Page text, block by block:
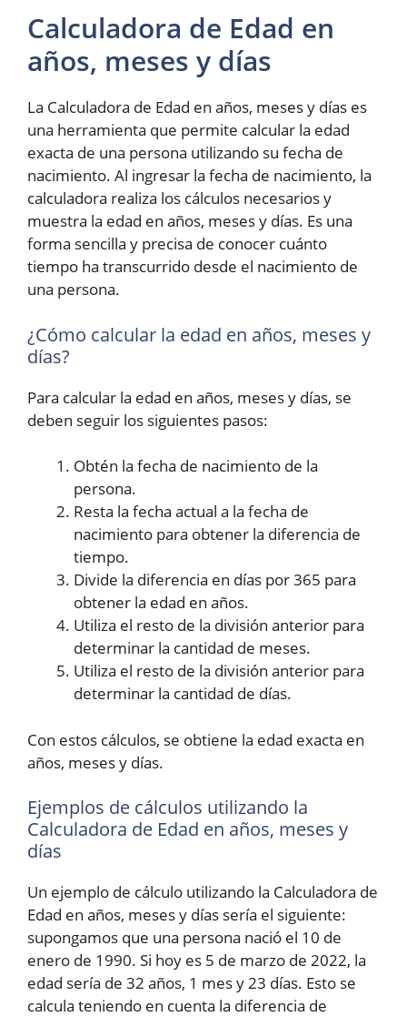
Calculadora de Edad en
años, meses y días
La Calculadora de Edad en años, meses y días es
una herramienta que permite calcular la edad
exacta de una persona utilizando su fecha de
nacimiento. Al ingresar la fecha de nacimiento, la
calculadora realiza los cálculos necesarios y
muestra la edad en años, meses y días. Es una
forma sencilla y precisa de conocer cuánto
tiempo ha transcurrido desde el nacimiento de
una persona.
¿Cómo calcular la edad en años, meses y
días?
Para calcular la edad en años, meses y días, se
deben seguir los siguientes pasos:
Obtén la fecha de nacimiento de la
persona.
Resta la fecha actual a la fecha de
nacimiento para obtener la diferencia de
tiempo.
Divide la diferencia en días por 365 para
obtener la edad en años.
Utiliza el resto de la división anterior para
determinar la cantidad de meses.
Utiliza el resto de la división anterior para
determinar la cantidad de días.
Con estos cálculos, se obtiene la edad exacta en
años, meses y días.
Ejemplos de cálculos utilizando la
Calculadora de Edad en años, meses y
días
Un ejemplo de cálculo utilizando la Calculadora de
Edad en años, meses y días sería el siguiente:
supongamos que una persona nació el 10 de
enero de 1990. Si hoy es 5 de marzo de 2022, la
edad sería de 32 años, 1 mes y 23 días. Esto se
calcula teniendo en cuenta la diferencia de